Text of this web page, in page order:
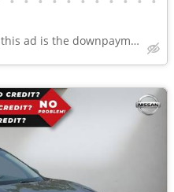
The price in this ad is the downpayment